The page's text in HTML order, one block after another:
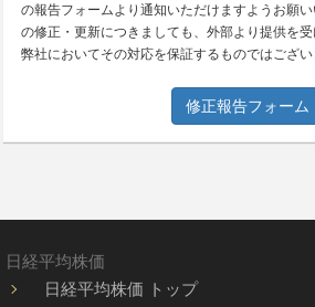
の報告フォームより通知いただけますようお願
の修正・更新につきましても、外部より提供を受
弊社においてその対応を保証するものではござい
修正報告フォーム
日経平均株価
日経平均株価 トップ